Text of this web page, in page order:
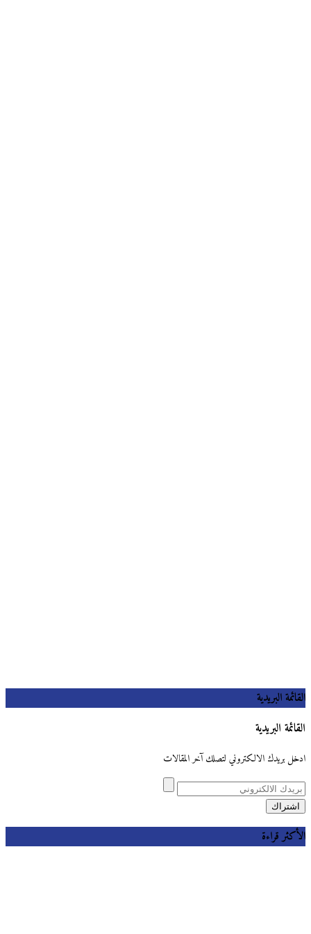
القائمة البريدية
القائمة البريدية
ادخل بريدك الالكتروني لتصلك آخر المقالات
الأكثر قراءة